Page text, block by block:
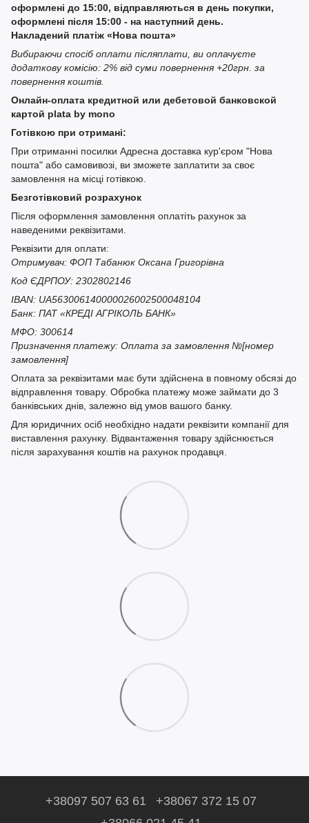
оформлені до 15:00, відправляються в день покупки,
оформлені після 15:00 - на наступний день.
Накладений платіж «Нова пошта»
Вибираючи спосіб оплати післяплати, ви оплачуєте
додаткову комісію: 2% від суми повернення +20грн. за
повернення коштів.
Онлайн-оплата кредитной или дебетовой банковской
картой plata by mono
Готівкою при отримані:
При отриманні посилки Адресна доставка кур'єром "Нова
пошта" або самовивозі, ви зможете заплатити за своє
замовлення на місці готівкою.
Безготівковий розрахунок
Після оформлення замовлення оплатіть рахунок за
наведеними реквізитами.
Реквізити для оплати:
Отримувач: ФОП Табанюк Оксана Григорівна
Код ЄДРПОУ: 2302802146
IBAN: UA563006140000026002500048104
Банк: ПАТ «КРЕДІ АГРІКОЛЬ БАНК»
МФО: 300614
Призначення платежу: Оплата за замовлення №[номер
замовлення]
Оплата за реквізитами має бути здійснена в повному обсязі до
відправлення товару. Обробка платежу може займати до 3
банківських днів, залежно від умов вашого банку.
Для юридичних осіб необхідно надати реквізити компанії для
виставлення рахунку. Відвантаження товару здійснюється
після зарахування коштів на рахунок продавця.
+38097 507 63 61
+38067 372 15 07